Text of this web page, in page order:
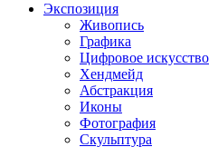
Экспозиция
Живопись
Графика
Цифровое искусство
Хендмейд
Абстракция
Иконы
Фотография
Скульптура